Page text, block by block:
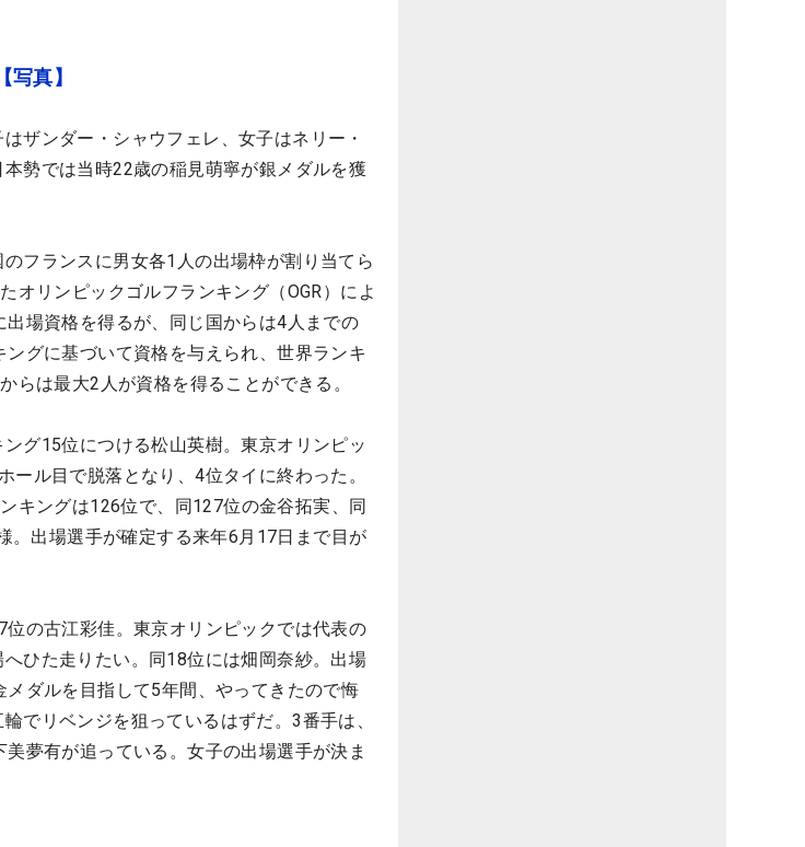
真】
ザンダー・シャウフェレ、女子はネリー・
勢では当時22歳の稲見萌寧が銀メダルを獲
フランスに男女各1人の出場枠が割り当てら
オリンピックゴルフランキング（OGR）によ
場資格を得るが、同じ国からは4人までの
グに基づいて資格を与えられ、世界ランキ
らは最大2人が資格を得ることができる。
グ15位につける松山英樹。東京オリンピッ
ル目で脱落となり、4位タイに終わった。
キングは126位で、同127位の金谷拓実、同
。出場選手が確定する来年6月17日まで目が
の古江彩佳。東京オリンピックでは代表の
ひた走りたい。同18位には畑岡奈紗。出場
ダルを目指して5年間、やってきたので悔
でリベンジを狙っているはずだ。3番手は、
夢有が追っている。女子の出場選手が決ま